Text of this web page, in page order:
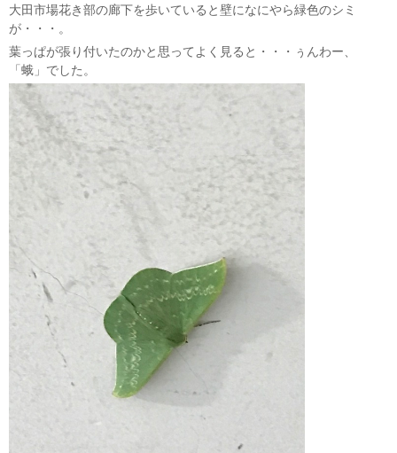
大田市場花き部の廊下を歩いていると壁になにやら緑色のシミ
が・・・。
葉っぱが張り付いたのかと思ってよく見ると・・・ぅんわー、
「蛾」でした。